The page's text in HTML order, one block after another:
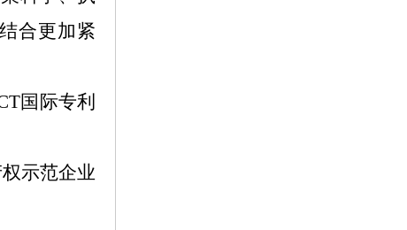
合更加紧
国际专利
示范企业